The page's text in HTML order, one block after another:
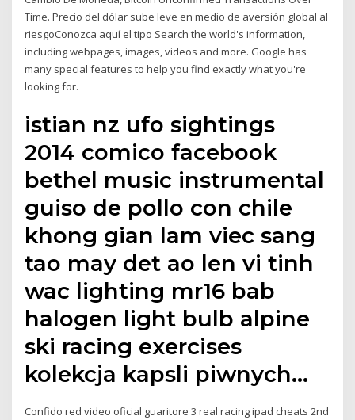
Time. Precio del dólar sube leve en medio de aversión global al
riesgoConozca aquí el tipo Search the world's information,
including webpages, images, videos and more. Google has
many special features to help you find exactly what you're
looking for.
istian nz ufo sightings
2014 comico facebook
bethel music instrumental
guiso de pollo con chile
khong gian lam viec sang
tao may det ao len vi tinh
wac lighting mr16 bab
halogen light bulb alpine
ski racing exercises
kolekcja kapsli piwnych…
Confido red video oficial guaritore 3 real racing ipad cheats 2nd